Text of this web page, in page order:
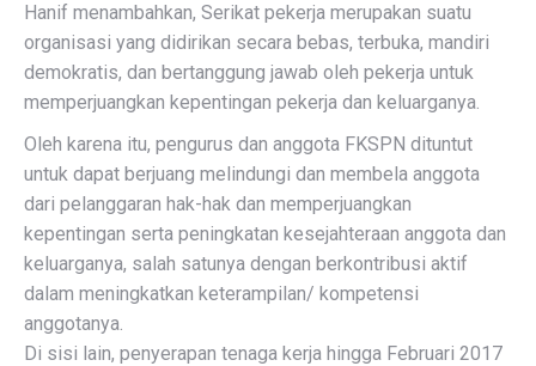
Hanif menambahkan, Serikat pekerja merupakan suatu
organisasi yang didirikan secara bebas, terbuka, mandiri
demokratis, dan bertanggung jawab oleh pekerja untuk
memperjuangkan kepentingan pekerja dan keluarganya.
Oleh karena itu, pengurus dan anggota FKSPN dituntut
untuk dapat berjuang melindungi dan membela anggota
dari pelanggaran hak-hak dan memperjuangkan
kepentingan serta peningkatan kesejahteraan anggota dan
keluarganya, salah satunya dengan berkontribusi aktif
dalam meningkatkan keterampilan/ kompetensi
anggotanya.
Di sisi lain, penyerapan tenaga kerja hingga Februari 2017